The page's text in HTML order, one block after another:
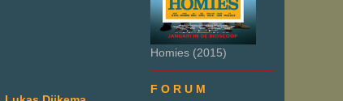
Homies (2015)
F O R U M